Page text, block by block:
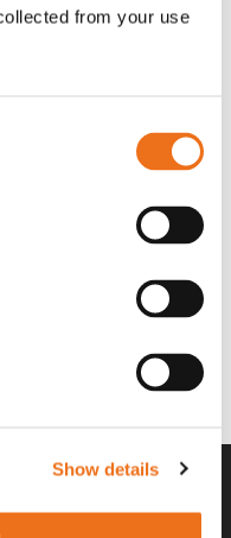
from your use
Show details
Lägg till i varukorg
teeth 8t/6k 0Gr/8 R6/14